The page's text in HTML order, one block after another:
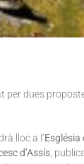
per dues
lloc a l’Església
d’Assís ,